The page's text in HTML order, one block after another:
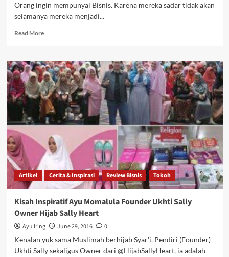
Jakarta
Orang ingin mempunyai Bisnis. Karena mereka sadar tidak akan
selamanya mereka menjadi...
Read MoreRead
Tips
Memulai
Bisnis
Online
untuk
Pegawai
Artikel Cerita & Inspirasi Review Bisnis Tokoh
Kisah Inspiratif Ayu Momalula Founder Ukhti Sally
Owner Hijab Sally Heart
Ayu Iring June 29, 2016
0
Kenalan yuk sama Muslimah berhijab Syar'i, Pendiri (Founder)
Ukhti Sally sekaligus Owner dari @HijabSallyHeart, ia adalah